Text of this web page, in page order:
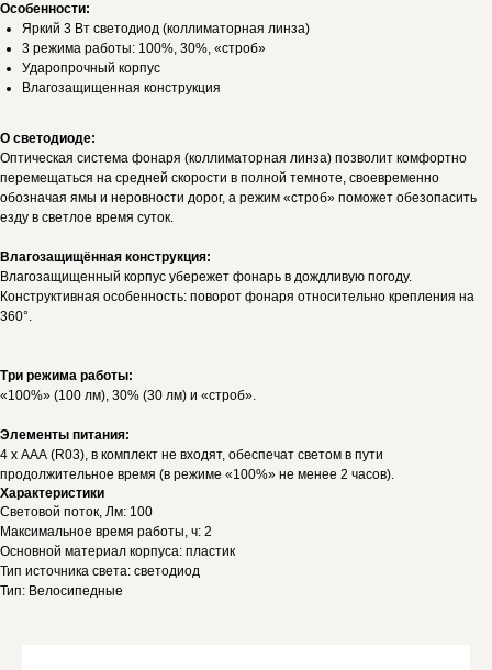
Особенности:
Яркий 3 Вт светодиод (коллиматорная линза)
3 режима работы: 100%, 30%, «строб»
Ударопрочный корпус
Влагозащищенная конструкция
О светодиоде:
Оптическая система фонаря (коллиматорная линза) позволит комфортно
перемещаться на средней скорости в полной темноте, своевременно
обозначая ямы и неровности дорог, а режим «строб» поможет обезопасить
езду в светлое время суток.
Влагозащищённая конструкция:
Влагозащищенный корпус убережет фонарь в дождливую погоду.
Конструктивная особенность: поворот фонаря относительно крепления на
360°.
Три режима работы:
«100%» (100 лм), 30% (30 лм) и «строб».
Элементы питания:
4 х ААА (R03), в комплект не входят, обеспечат светом в пути
продолжительное время (в режиме «100%» не менее 2 часов).
Характеристики
Световой поток, Лм: 100
Максимальное время работы, ч: 2
Основной материал корпуса: пластик
Тип источника света: светодиод
Тип: Велосипедные